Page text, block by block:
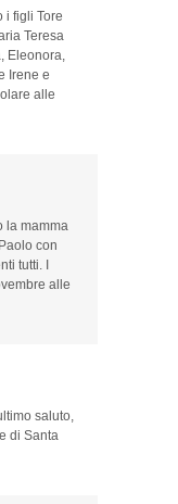
i figli Tore
Teresa
Eleonora,
Irene e
alle
la mamma
con
tutti. I
alle
saluto,
di Santa